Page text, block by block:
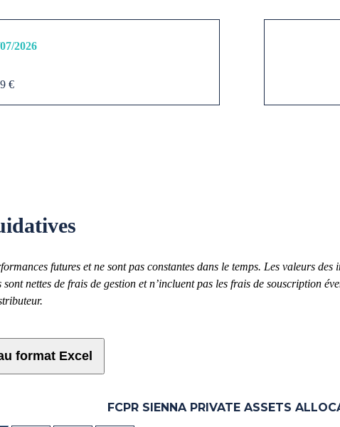
2026
€
futures et ne sont pas constantes dans le temps. Les valeurs
nettes de frais de gestion et n’incluent pas les frais de souscription
format Excel
FCPR SIENNA PRIVATE ASSETS